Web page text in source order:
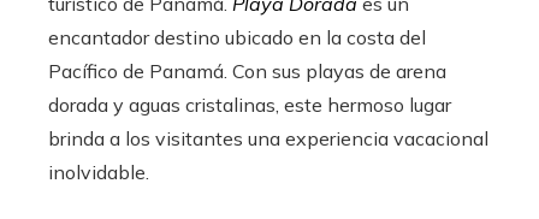
encantador destino ubicado en la costa del
Pacífico de Panamá. Con sus playas de arena
dorada y aguas cristalinas, este hermoso lugar
brinda a los visitantes una experiencia vacacional
inolvidable.